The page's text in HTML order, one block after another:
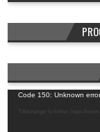
Lecteur
vidéo
Code 150: Unknown
Télécharger le fichier: https://